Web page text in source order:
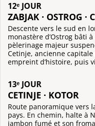
12ᵉ JOUR
ZABJAK · OSTROG ·
Descente vers le sud en
monastère d’Ostrog bâti
pèlerinage majeur
Cetinje, ancienne
empreint d’histoire, puis
13ᵉ JOUR
CETINJE · KOTOR
Route panoramique vers
pays. En chemin, halte à
jambon fumé et son